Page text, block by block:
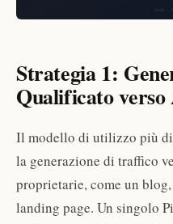
Strategia 1:
Qualificato
Il modello di utilizzo più
la generazione di traffico
proprietarie, come un
landing page. Un singolo